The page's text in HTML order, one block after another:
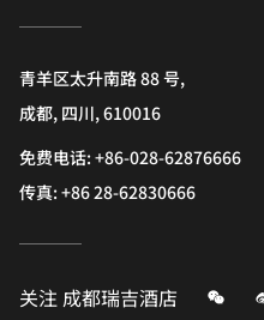
青羊区太升南路 88 号,
成都, 四川, 610016
免费电话:+86-028-62876666
传真:+86 28-62830666
关注 成都瑞吉酒店 微信